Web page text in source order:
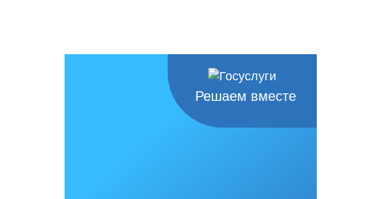
Решаем вместе